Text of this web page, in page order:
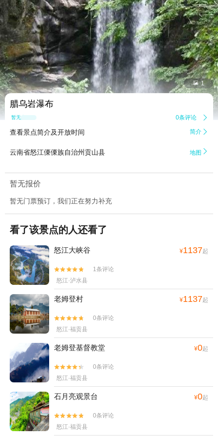
 1
腊乌岩瀑布
暂无点评 0条评论 
查看景点简介及开放时间 简介 
云南省怒江傈傈族自治州贡山县 地图 
暂无报价
暂无门票预订，我们正在努力补充
看了该景点的人还看了
怒江大峡谷 ¥1137起


1条评论
怒江·泸水县
老姆登村 ¥1137起


0条评论
怒江·福贡县
老姆登基督教堂 ¥0起


0条评论
怒江·福贡县
石月亮观景台 ¥0起


0条评论
怒江·福贡县
